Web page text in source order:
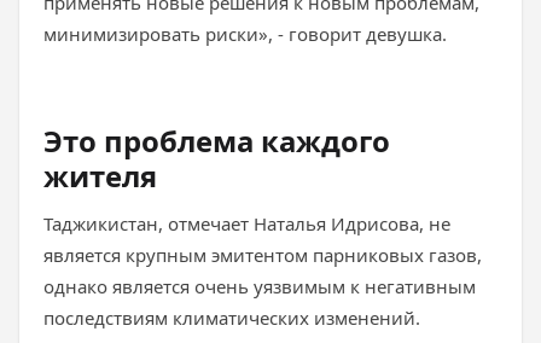
минимизировать риски», - говорит девушка.
Это проблема каждого
жителя
Таджикистан, отмечает Наталья Идрисова, не
является крупным эмитентом парниковых газов,
однако является очень уязвимым к негативным
последствиям климатических изменений.